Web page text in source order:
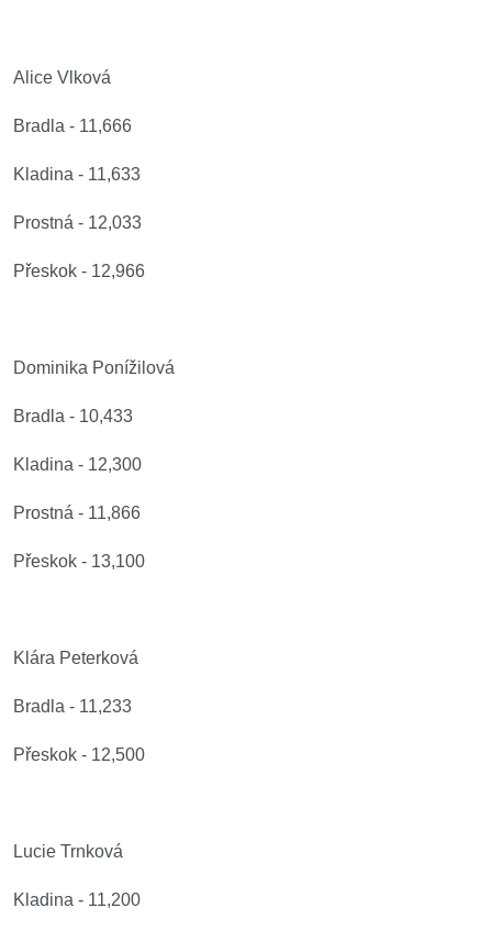
Alice Vlková
Bradla - 11,666
Kladina - 11,633
Prostná - 12,033
Přeskok - 12,966
Dominika Ponížilová
Bradla - 10,433
Kladina - 12,300
Prostná - 11,866
Přeskok - 13,100
Klára Peterková
Bradla - 11,233
Přeskok - 12,500
Lucie Trnková
Kladina - 11,200